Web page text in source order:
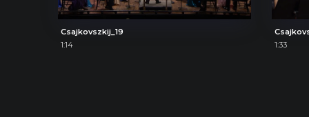
Csajkovszkij_19
1:14
1:33